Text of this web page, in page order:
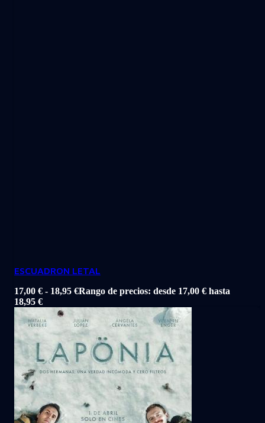
ESCUADRON LETAL
17,00 € - 18,95 €Rango de precios: desde 17,00 € hasta
18,95 €